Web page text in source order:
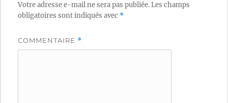
Votre adresse e-mail ne sera pas publiée.Les champs
obligatoires sont indiqués avec *
COMMENTAIRE *